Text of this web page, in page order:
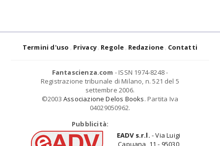
Termini d'uso Privacy Regole Redazione Contatti
Fantascienza.com - ISSN 1974-8248 -
Registrazione tribunale di Milano, n. 521 del 5
settembre 2006.
©2003 Associazione Delos Books. Partita Iva
04029050962.
Pubblicità:
EADV s.r.l. - Via Luigi
Capuana, 11 - 95030